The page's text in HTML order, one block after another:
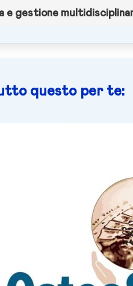
e gestione
questo per te: